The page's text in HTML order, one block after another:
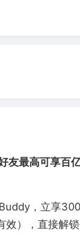
友最高可享百
，立享
），直接解